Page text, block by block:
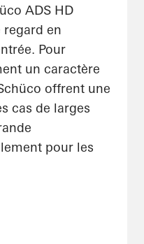
ADS HD
regard en
Pour
un caractère
offrent une
cas de larges
pour les